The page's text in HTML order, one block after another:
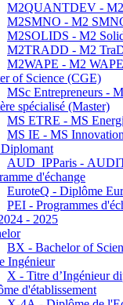
M2QUANTDEV - M2
M2SMNO - M2
M2SOLIDS - M2
M2TRADD - M2
M2WAPE - M2
of Science (CGE)
MSc Entrepreneurs -
spécialisé (Master)
MS ETRE - MS
MS IE - MS
AUD_IPParis -
d'échange
EuroteQ - Diplôme
PEI - Programmes
- 2025
BX - Bachelor of
Ingénieur
X - Titre d’Ingénieur
d'établissement